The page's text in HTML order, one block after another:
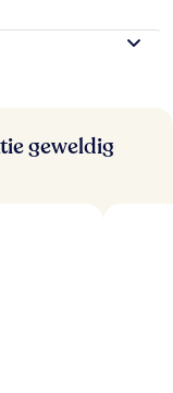
geweldig